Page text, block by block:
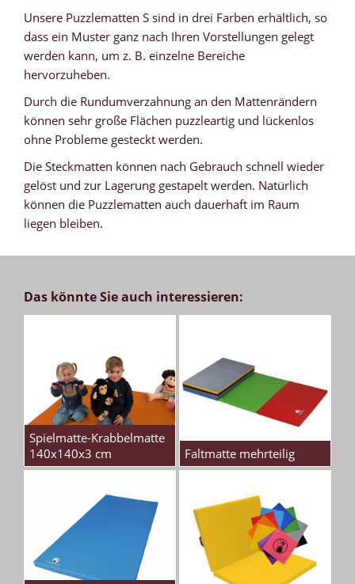
Unsere Puzzlematten S sind in drei Farben erhältlich, so
dass ein Muster ganz nach Ihren Vorstellungen gelegt
werden kann, um z. B. einzelne Bereiche
hervorzuheben.
Durch die Rundumverzahnung an den Mattenrändern
können sehr große Flächen puzzleartig und lückenlos
ohne Probleme gesteckt werden.
Die Steckmatten können nach Gebrauch schnell wieder
gelöst und zur Lagerung gestapelt werden. Natürlich
können die Puzzlematten auch dauerhaft im Raum
liegen bleiben.
Das könnte Sie auch interessieren:
Spielmatte-Krabbelmatte
140x140x3 cm
Faltmatte mehrteilig